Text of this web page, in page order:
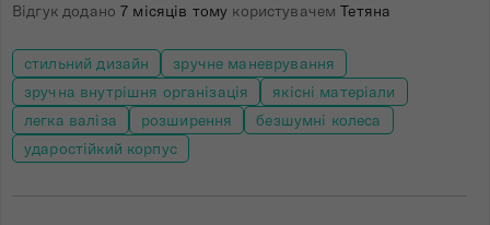
Відгук додано7 місяців тому користувачемТетяна
стильний дизайн
зручне маневрування
зручна внутрішня організація
якісні матеріали
легка валіза
розширення
безшумні колеса
ударостійкий корпус